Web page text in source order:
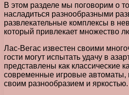
В этом разделе мы поговорим о
насладиться разнообразными
развлекательные комплексы в
который привлекает множество
Лас-Вегас известен своими
гости могут испытать удачу в
представлены как классические
современные игровые автоматы,
своим разнообразием и яркостью.